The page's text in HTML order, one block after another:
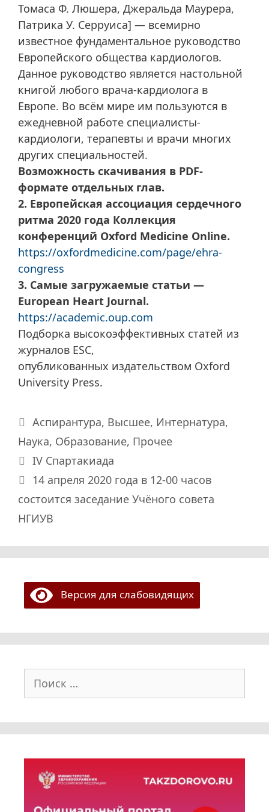
Томаса Ф. Люшера, Джеральда Маурера,
Патрика У. Серруиса] — всемирно
известное фундаментальное руководство
Европейского общества кардиологов.
Данное руководство является настольной
книгой любого врача-кардиолога в
Европе. Во всём мире им пользуются в
ежедневной работе специалисты-
кардиологи, терапевты и врачи многих
других специальностей.
Возможность скачивания в PDF-
формате отдельных глав.
2. Европейская ассоциация сердечного
ритма 2020 года Коллекция
конференций Oxford Medicine Online.
https://oxfordmedicine.com/page/ehra-
congress
3. Самые загружаемые статьи —
European Heart Journal.
https://academic.oup.com
Подборка высокоэффективных статей из
журналов ESC,
опубликованных издательством Oxford
University Press.
Рубрики
Аспирантура, Высшее, Интернатура,
Наука, Образование, Прочее
IV Спартакиада
14 апреля 2020 года в 12-00 часов
состоится заседание Учёного совета
НГИУВ
Версия для слабовидящих